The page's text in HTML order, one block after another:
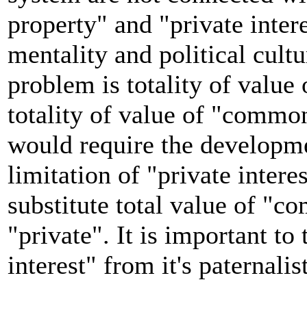
property" and "private
mentality and political
problem is totality of value
totality of value of
would require the
limitation of "private
substitute total value of
"private". It is important to
interest" from it's